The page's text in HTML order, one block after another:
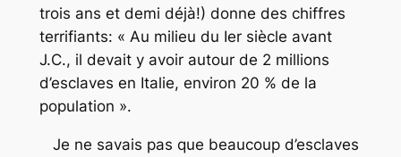
trois ans et demi déjà!) donne des chiffres
terrifiants: « Au milieu du Ier siècle avant
J.C., il devait y avoir autour de 2 millions
d’esclaves en Italie, environ 20 % de la
population ».
Je ne savais pas que beaucoup d’esclaves